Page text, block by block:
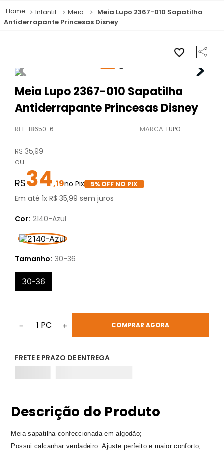
Infantil Meia
Meia Lupo 2367-010 Sapatilha
Antiderrapante Princesas Disney
Meia Lupo 2367-010 Sapatilha
Antiderrapante Princesas Disney
REF:18650-6 LUPO
R$ 35,99
ou
34,19 5% OFF NO PIX
Em até1xR$ 35,99 sem juros
Cor: 2140-Azul
Tamanho: 30-36
30-36
− 1 PC + COMPRAR AGORA
FRETE E PRAZO DE ENTREGA
Descrição do Produto
Meia sapatilha confeccionada em algodão;
Possui calcanhar verdadeiro: Ajuste perfeito e maior conforto;